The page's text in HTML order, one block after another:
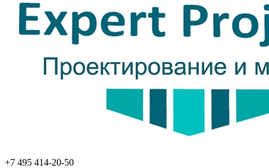
+7 495 414-20-50